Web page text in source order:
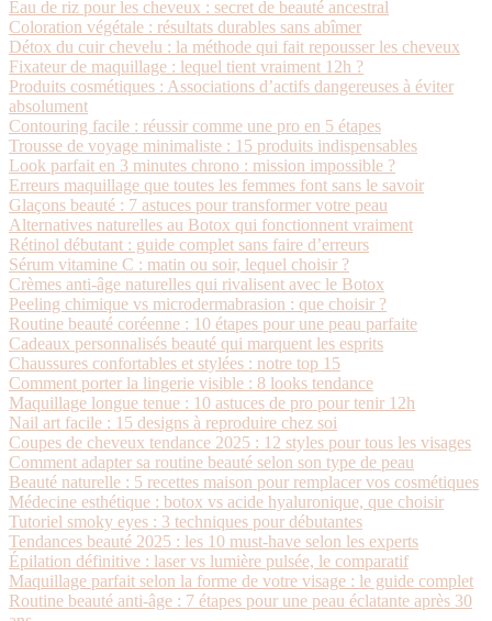
Eau de riz pour les cheveux : secret de beauté ancestral
Coloration végétale : résultats durables sans abîmer
Détox du cuir chevelu : la méthode qui fait repousser les cheveux
Fixateur de maquillage : lequel tient vraiment 12h ?
Produits cosmétiques : Associations d’actifs dangereuses à éviter
absolument
Contouring facile : réussir comme une pro en 5 étapes
Trousse de voyage minimaliste : 15 produits indispensables
Look parfait en 3 minutes chrono : mission impossible ?
Erreurs maquillage que toutes les femmes font sans le savoir
Glaçons beauté : 7 astuces pour transformer votre peau
Alternatives naturelles au Botox qui fonctionnent vraiment
Rétinol débutant : guide complet sans faire d’erreurs
Sérum vitamine C : matin ou soir, lequel choisir ?
Crèmes anti-âge naturelles qui rivalisent avec le Botox
Peeling chimique vs microdermabrasion : que choisir ?
Routine beauté coréenne : 10 étapes pour une peau parfaite
Cadeaux personnalisés beauté qui marquent les esprits
Chaussures confortables et stylées : notre top 15
Comment porter la lingerie visible : 8 looks tendance
Maquillage longue tenue : 10 astuces de pro pour tenir 12h
Nail art facile : 15 designs à reproduire chez soi
Coupes de cheveux tendance 2025 : 12 styles pour tous les visages
Comment adapter sa routine beauté selon son type de peau
Beauté naturelle : 5 recettes maison pour remplacer vos cosmétiques
Médecine esthétique : botox vs acide hyaluronique, que choisir
Tutoriel smoky eyes : 3 techniques pour débutantes
Tendances beauté 2025 : les 10 must-have selon les experts
Épilation définitive : laser vs lumière pulsée, le comparatif
Maquillage parfait selon la forme de votre visage : le guide complet
Routine beauté anti-âge : 7 étapes pour une peau éclatante après 30